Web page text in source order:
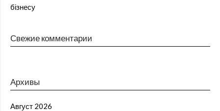
бізнесу
Свежие комментарии
Архивы
Август 2026